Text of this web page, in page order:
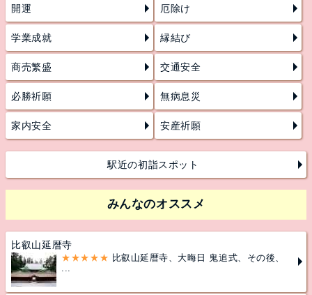
開運 厄除け
学業成就 縁結び
商売繁盛 交通安全
必勝祈願 無病息災
家内安全 安産祈願
駅近の初詣スポット
みんなのオススメ
比叡山延暦寺
★★★★★ 比叡山延暦寺、大晦日 鬼追式、その後、